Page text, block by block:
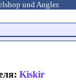
und Angler.
Kiskir